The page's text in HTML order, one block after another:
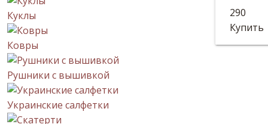
Куклы
Ковры
Рушники с вышивкой
Украинские салфетки
Размер:
290
Купить